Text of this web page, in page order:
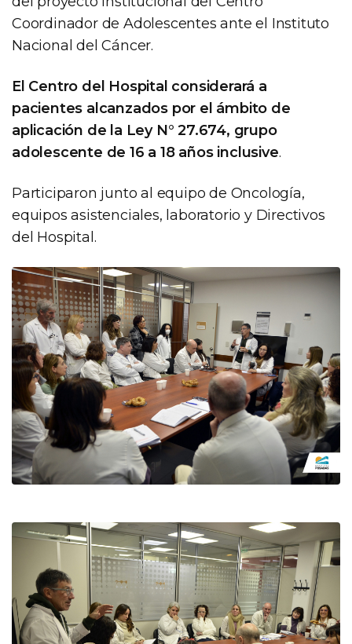
Coordinador de Adolescentes ante el Instituto
Nacional del Cáncer.
El Centro del Hospital considerará a
pacientes alcanzados por el ámbito de
aplicación de la Ley N° 27.674, grupo
adolescente de 16 a 18 años inclusive.
Participaron junto al equipo de Oncología,
equipos asistenciales, laboratorio y Directivos
del Hospital.